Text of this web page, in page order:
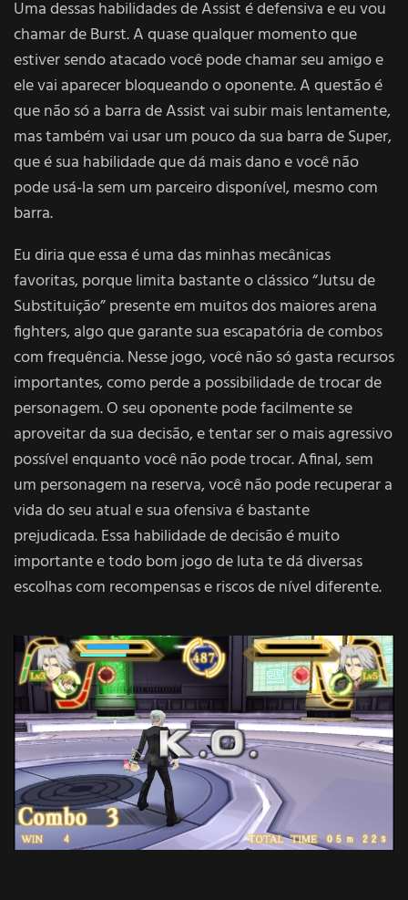
Uma dessas habilidades de Assist é defensiva e eu vou
chamar de Burst. A quase qualquer momento que
estiver sendo atacado você pode chamar seu amigo e
ele vai aparecer bloqueando o oponente. A questão é
que não só a barra de Assist vai subir mais lentamente,
mas também vai usar um pouco da sua barra de Super,
que é sua habilidade que dá mais dano e você não
pode usá-la sem um parceiro disponível, mesmo com
barra.
Eu diria que essa é uma das minhas mecânicas
favoritas, porque limita bastante o clássico “Jutsu de
Substituição” presente em muitos dos maiores arena
fighters, algo que garante sua escapatória de combos
com frequência. Nesse jogo, você não só gasta recursos
importantes, como perde a possibilidade de trocar de
personagem. O seu oponente pode facilmente se
aproveitar da sua decisão, e tentar ser o mais agressivo
possível enquanto você não pode trocar. Afinal, sem
um personagem na reserva, você não pode recuperar a
vida do seu atual e sua ofensiva é bastante
prejudicada. Essa habilidade de decisão é muito
importante e todo bom jogo de luta te dá diversas
escolhas com recompensas e riscos de nível diferente.